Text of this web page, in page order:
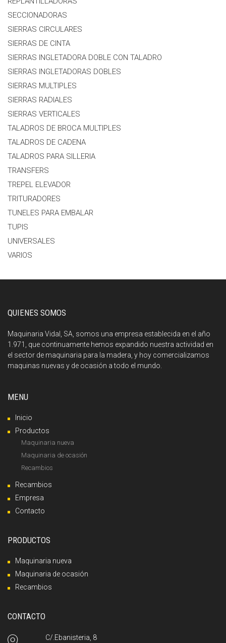
SECCIONADORAS
SIERRAS CIRCULARES
SIERRAS DE CINTA
SIERRAS INGLETADORA DOBLE CON TALADRO
SIERRAS INGLETADORAS DOBLES
SIERRAS MULTIPLES
SIERRAS RADIALES
SIERRAS VERTICALES
TALADROS DE BROCA MULTIPLES
TALADROS DE CADENA
TALADROS PARA SILLERIA
TRANSFERS
TREPEL ELEVADOR
TRITURADORES
TUNELES PARA EMBALAR
TUPIS
UNIVERSALES
VARIOS
QUIENES SOMOS
Maquinaria Vidal, SA, somos una empresa establecida en el año
1.971, que continuamente hemos expandido nuestra actividad en
el sector de maquinaria para la madera, y hoy comercializamos
maquinas nuevas y de ocasión a todo el mundo.
MENU
Inicio
Productos
Maquinaria nueva
Maquinaria de ocasión
Recambios
Recambios
Empresa
Contacto
PRODUCTOS
Maquinaria nueva
Maquinaria de ocasión
Recambios
CONTACTO
C/.Ebanisteria, 8